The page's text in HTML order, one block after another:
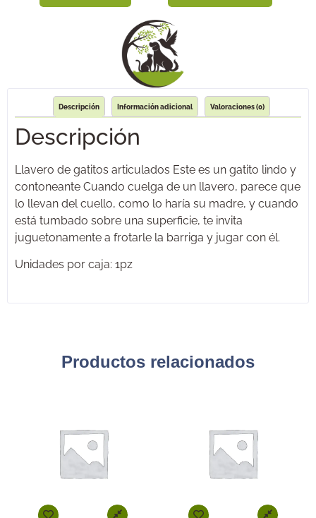
Descripción Información adicional Valoraciones (0)
Descripción
Llavero de gatitos articulados Este es un gatito lindo y
contoneante Cuando cuelga de un llavero, parece que
lo llevan del cuello, como lo haría su madre, y cuando
está tumbado sobre una superficie, te invita
juguetonamente a frotarle la barriga y jugar con él.
Unidades por caja: 1pz
Productos relacionados